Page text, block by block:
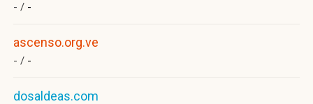
- / -
ascenso.org.ve
- / -
dosaldeas.com